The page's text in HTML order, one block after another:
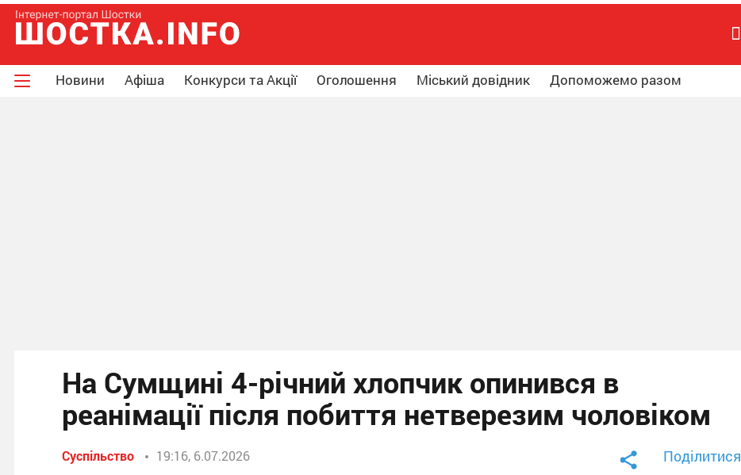
Новини Афіша Конкурси та Акції Оголошення Міський довідник Допоможемо разом
На Сумщині 4-річний хлопчик опинився в
реанімації після побиття нетверезим чоловіком
Суспільство 19:16, 6.07.2026 Поділитися